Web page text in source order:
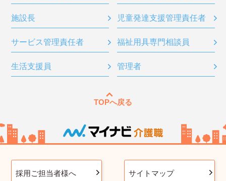
施設長 児童発達支援管理責任者
サービス管理責任者 福祉用具専門相談員
生活支援員 管理者
TOPへ戻る
採用ご担当者様へ サイトマップ